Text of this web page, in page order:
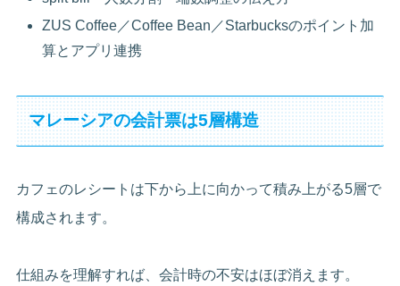
ZUS Coffee／Coffee Bean／Starbucksのポイント加
算とアプリ連携
マレーシアの会計票は5層構造
カフェのレシートは下から上に向かって積み上がる5層で
構成されます。
仕組みを理解すれば、会計時の不安はほぼ消えます。